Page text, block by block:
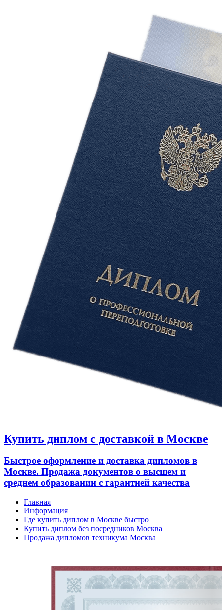
Купить диплом с доставкой в Москве
Быстрое оформление и доставка дипломов в
Москве. Продажа документов о высшем и
среднем образовании с гарантией качества
Главная
Информация
Где купить диплом в Москве быстро
Купить диплом без посредников Москва
Продажа дипломов техникума Москва